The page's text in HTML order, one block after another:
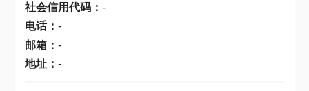
社会信用代码： -
电话： -
邮箱： -
地址： -